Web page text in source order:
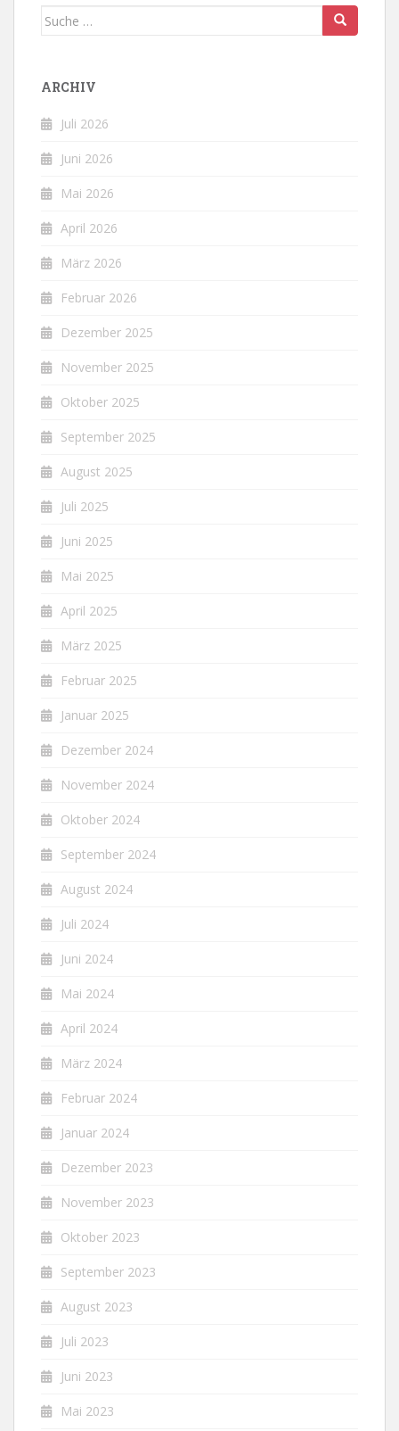
Suche
ARCHIV
Juli 2026
Juni 2026
Mai 2026
April 2026
März 2026
Februar 2026
Dezember 2025
November 2025
Oktober 2025
September 2025
August 2025
Juli 2025
Juni 2025
Mai 2025
April 2025
März 2025
Februar 2025
Januar 2025
Dezember 2024
November 2024
Oktober 2024
September 2024
August 2024
Juli 2024
Juni 2024
Mai 2024
April 2024
März 2024
Februar 2024
Januar 2024
Dezember 2023
November 2023
Oktober 2023
September 2023
August 2023
Juli 2023
Juni 2023
Mai 2023